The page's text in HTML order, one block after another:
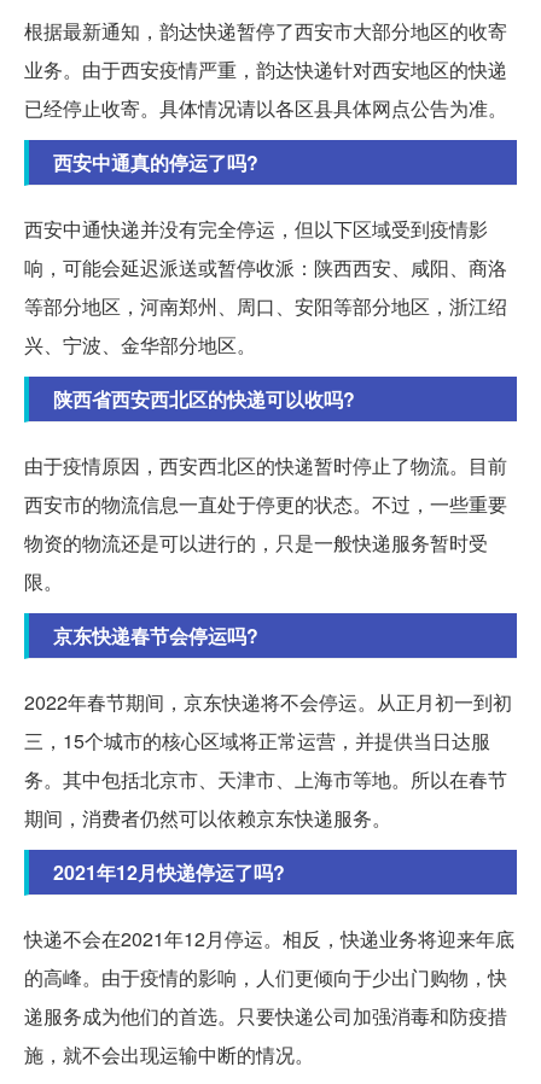
根据最新通知，韵达快递暂停了西安市大部分地区的收寄
业务。由于西安疫情严重，韵达快递针对西安地区的快递
已经停止收寄。具体情况请以各区县具体网点公告为准。
西安中通真的停运了吗?
西安中通快递并没有完全停运，但以下区域受到疫情影
响，可能会延迟派送或暂停收派：陕西西安、咸阳、商洛
等部分地区，河南郑州、周口、安阳等部分地区，浙江绍
兴、宁波、金华部分地区。
陕西省西安西北区的快递可以收吗?
由于疫情原因，西安西北区的快递暂时停止了物流。目前
西安市的物流信息一直处于停更的状态。不过，一些重要
物资的物流还是可以进行的，只是一般快递服务暂时受
限。
京东快递春节会停运吗?
2022年春节期间，京东快递将不会停运。从正月初一到初
三，15个城市的核心区域将正常运营，并提供当日达服
务。其中包括北京市、天津市、上海市等地。所以在春节
期间，消费者仍然可以依赖京东快递服务。
2021年12月快递停运了吗?
快递不会在2021年12月停运。相反，快递业务将迎来年底
的高峰。由于疫情的影响，人们更倾向于少出门购物，快
递服务成为他们的首选。只要快递公司加强消毒和防疫措
施，就不会出现运输中断的情况。